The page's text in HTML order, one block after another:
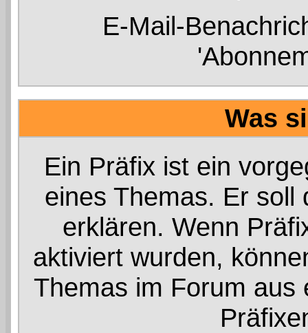
E-Mail-
Was
Ein Präfix ist ein
eines Themas. Er soll
erklären. Wenn
aktiviert wurden,
Themas im Forum aus